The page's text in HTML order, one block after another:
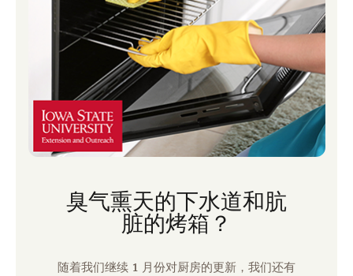
臭气熏天的下水道和肮
脏的烤箱？
随着我们继续 1 月份对厨房的更新，我们还有